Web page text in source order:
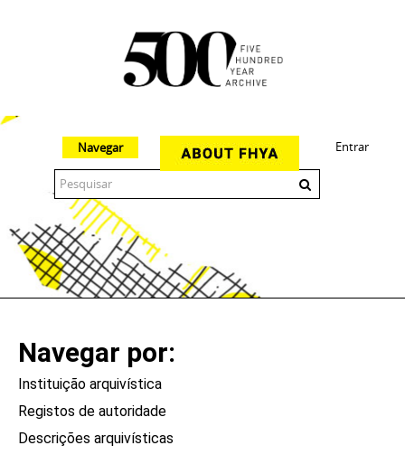
Entrar
Navegar
Navegar por
Instituição arquivística
Registos de autoridade
Descrições arquivísticas